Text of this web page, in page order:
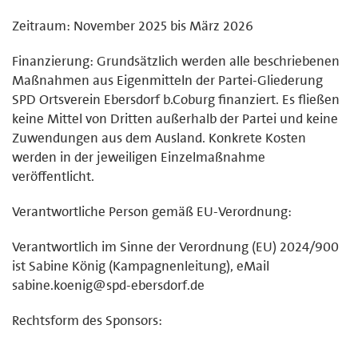
Zeitraum: November 2025 bis März 2026
Finanzierung: Grundsätzlich werden alle beschriebenen
Maßnahmen aus Eigenmitteln der Partei-Gliederung
SPD Ortsverein Ebersdorf b.Coburg finanziert. Es fließen
keine Mittel von Dritten außerhalb der Partei und keine
Zuwendungen aus dem Ausland. Konkrete Kosten
werden in der jeweiligen Einzelmaßnahme
veröffentlicht.
Verantwortliche Person gemäß EU-Verordnung:
Verantwortlich im Sinne der Verordnung (EU) 2024/900
ist Sabine König (Kampagnenleitung), eMail
sabine.koenig@spd-ebersdorf.de
Rechtsform des Sponsors: